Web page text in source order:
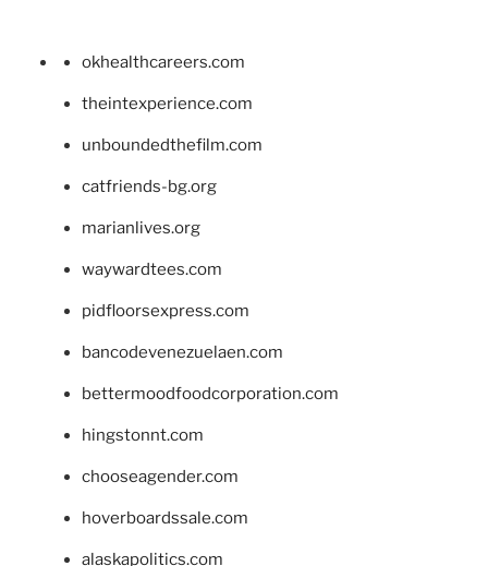
okhealthcareers.com
theintexperience.com
unboundedthefilm.com
catfriends-bg.org
marianlives.org
waywardtees.com
pidfloorsexpress.com
bancodevenezuelaen.com
bettermoodfoodcorporation.com
hingstonnt.com
chooseagender.com
hoverboardssale.com
alaskapolitics.com